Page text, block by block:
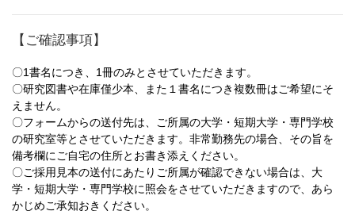
【ご確認事項】
〇1書名につき、1冊のみとさせていただきます。
〇研究図書や在庫僅少本、また１書名につき複数冊はご希望にそ
えません。
〇フォームからの送付先は、ご所属の大学・短期大学・専門学校
の研究室等とさせていただきます。非常勤務先の場合、その旨を
備考欄にご自宅の住所とお書き添えください。
〇ご採用見本の送付にあたりご所属が確認できない場合は、大
学・短期大学・専門学校に照会をさせていただきますので、あら
かじめご承知おきください。